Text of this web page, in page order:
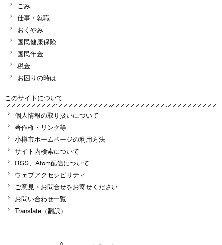
ごみ
仕事・就職
おくやみ
国民健康保険
国民年金
税金
お困りの時は
このサイトについて
個人情報の取り扱いについて
著作権・リンク等
小樽市ホームページの利用方法
サイト内検索について
RSS、Atom配信について
ウェブアクセシビリティ
ご意見・お問合せをお寄せください
お問い合わせ一覧
Translate（翻訳）